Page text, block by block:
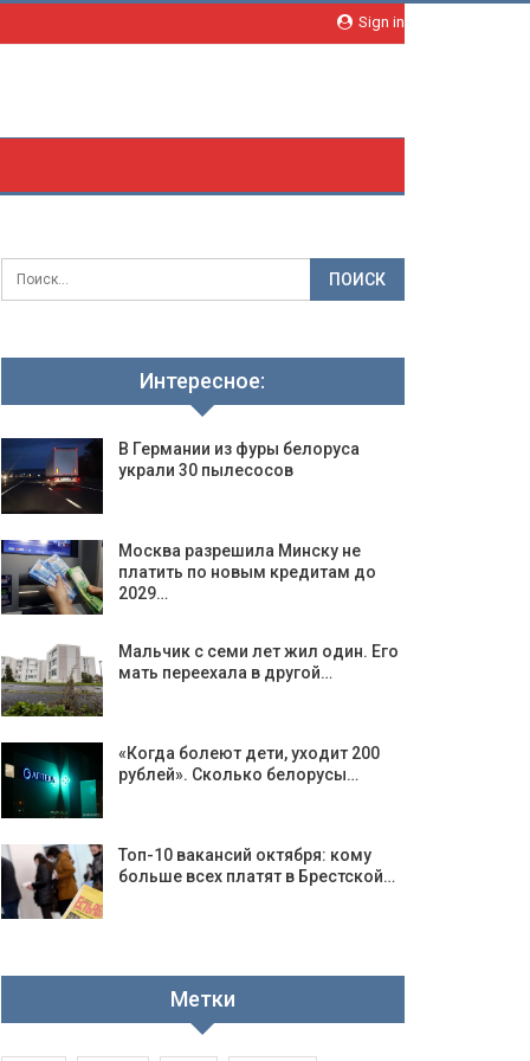
Sign in
Интересное:
В Германии из фуры белоруса
украли 30 пылесосов
Москва разрешила Минску не
платить по новым кредитам до
2029…
Мальчик с семи лет жил один. Его
мать переехала в другой…
«Когда болеют дети, уходит 200
рублей». Сколько белорусы…
Топ-10 вакансий октября: кому
больше всех платят в Брестской…
Метки